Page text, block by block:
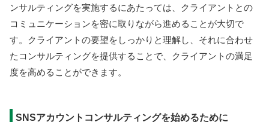
ンサルティングを実施するにあたっては、クライアントとの
コミュニケーションを密に取りながら進めることが大切で
す。クライアントの要望をしっかりと理解し、それに合わせ
たコンサルティングを提供することで、クライアントの満足
度を高めることができます。
SNSアカウントコンサルティングを始めるために